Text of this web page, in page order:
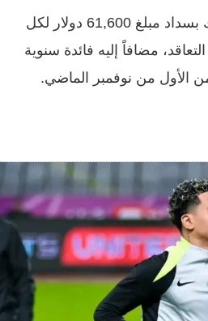
ألزم "فيفا" إدارة الزمالك بسداد مبلغ 61,600 دولار لكل
مضافاً إليه فائدة سنوية